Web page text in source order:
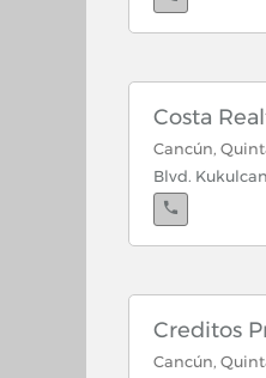
Costa
Cancún,
Blvd.
Creditos
Cancún,